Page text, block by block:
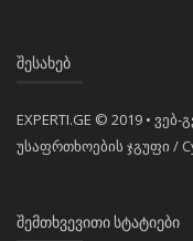
ᲨᲔᲡᲐᲮᲔᲑ
EXPERTI.GE © 2019 •
უსაფრთხოების ჯგუფი /
ᲨᲔᲛᲗᲮᲕᲔᲕᲘᲗᲘ ᲡᲢᲐᲢᲘᲔᲑᲘ